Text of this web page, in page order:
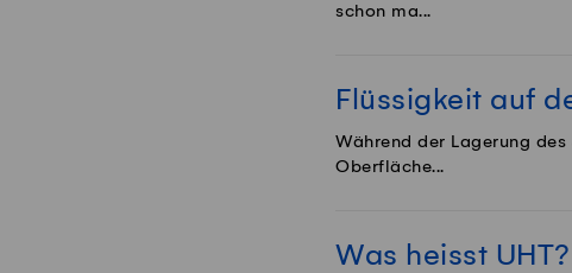
schon ma...
Flüssigkeit auf
Während der Lagerung
Oberfläche...
Was heisst UHT?